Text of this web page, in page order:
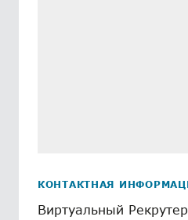
КОНТАКТНАЯ
Виртуальный Рекрутер